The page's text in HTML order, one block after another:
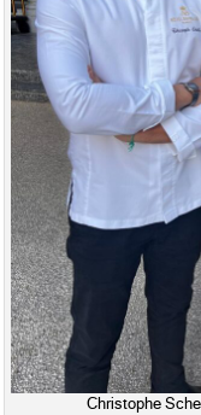
Christophe